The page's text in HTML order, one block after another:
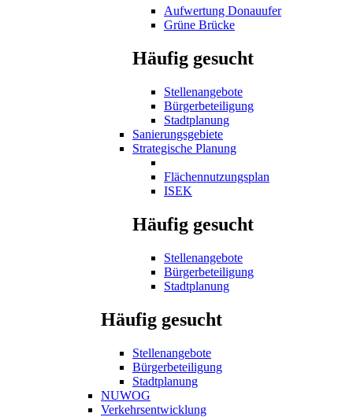
Aufwertung Donauufer
Grüne Brücke
Häufig gesucht
Stellenangebote
Bürgerbeteiligung
Stadtplanung
Sanierungsgebiete
Strategische Planung
Flächennutzungsplan
ISEK
Häufig gesucht
Stellenangebote
Bürgerbeteiligung
Stadtplanung
Häufig gesucht
Stellenangebote
Bürgerbeteiligung
Stadtplanung
NUWOG
Verkehrsentwicklung